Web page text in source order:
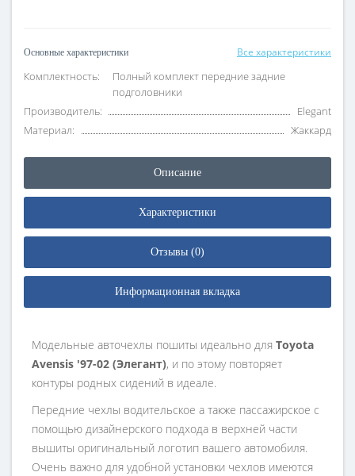
Основные характеристики Все характеристики
Комплектность:
Полный комплект передние задние
подголовники
Производитель:
Elegant
Материал:
Жаккард
Описание
Характеристики
Отзывы (0)
Информационная вкладка
Модельные авточехлы пошиты идеально для Toyota
Avensis '97-02 (Элегант), и по этому повторяет
контуры родных сидений в идеале.
Передние чехлы водительское а также пассажирское с
помощью дизайнерского подхода в верхней части
вышиты оригинальный логотип вашего автомобиля.
Очень важно для удобной установки чехлов имеются